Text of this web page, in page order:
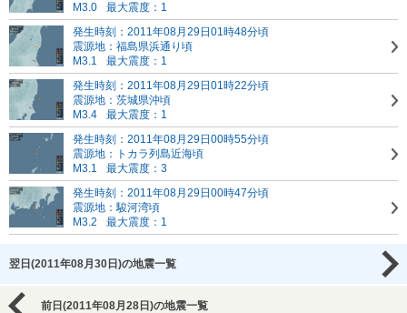
M3.0
最大震度：1
発生時刻：2011年08月29日01時48分頃
震源地：福島県浜通り頃
M3.1
最大震度：1
発生時刻：2011年08月29日01時22分頃
震源地：茨城県沖頃
M3.4
最大震度：1
発生時刻：2011年08月29日00時55分頃
震源地：トカラ列島近海頃
M3.1
最大震度：3
発生時刻：2011年08月29日00時47分頃
震源地：駿河湾頃
M3.2
最大震度：1
翌日(2011年08月30日)の地震一覧
前日(2011年08月28日)の地震一覧